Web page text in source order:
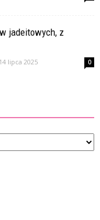
jadeitowych, z
14 lipca 2025 0